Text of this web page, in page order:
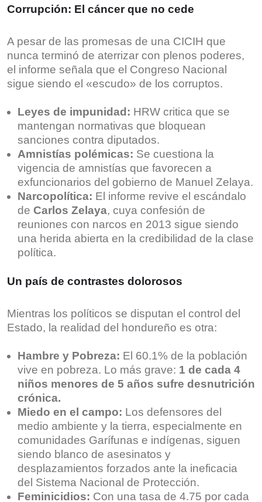
Corrupción: El cáncer que no cede
A pesar de las promesas de una CICIH que
nunca terminó de aterrizar con plenos poderes,
el informe señala que el Congreso Nacional
sigue siendo el «escudo» de los corruptos.
Leyes de impunidad: HRW critica que se
mantengan normativas que bloquean
sanciones contra diputados.
Amnistías polémicas: Se cuestiona la
vigencia de amnistías que favorecen a
exfuncionarios del gobierno de Manuel Zelaya.
Narcopolítica: El informe revive el escándalo
de Carlos Zelaya, cuya confesión de
reuniones con narcos en 2013 sigue siendo
una herida abierta en la credibilidad de la clase
política.
Un país de contrastes dolorosos
Mientras los políticos se disputan el control del
Estado, la realidad del hondureño es otra:
Hambre y Pobreza: El 60.1% de la población
vive en pobreza. Lo más grave: 1 de cada 4
niños menores de 5 años sufre desnutrición
crónica.
Miedo en el campo: Los defensores del
medio ambiente y la tierra, especialmente en
comunidades Garífunas e indígenas, siguen
siendo blanco de asesinatos y
desplazamientos forzados ante la ineficacia
del Sistema Nacional de Protección.
Feminicidios: Con una tasa de 4.75 por cada